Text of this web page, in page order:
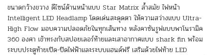
ขนาดกว้างขวาง ดีไซน์ด้านหน้าแบบ Star Matrix ล้ำสมัย ไฟหน้า
Intelligent LED Headlamp โดดเด่นสะดุดตา ให้ความสว่างแบบ Ultra-
High Flow มอบความปลอดภัยในทุกเส้นทาง หลังคาซันรูฟแบบพาโนรามิค
360 องศา เข้าทรงกับสปอยเลอร์ท้ายและเสาอากาศแบบ shark fin พร้อม
ระบบประตูท้ายเปิด-ปิดไฟฟ้าและระบบแฮนด์ฟรี เสริมด้วยไฟท้าย LED